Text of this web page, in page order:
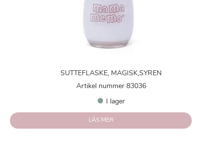
SUTTEFLASKE, MAGISK,SYREN
Artikel nummer 83036
I lager
LÄS MER